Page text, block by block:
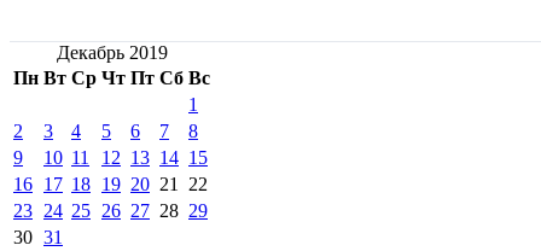
Декабрь 2019
Пн Вт Ср Чт Пт Сб Вс
1
2
3 4 5 6 7
8
9
10 11 12 13 14 15
16 17 18 19 20 21
22
23 24 25 26 27 28 29
30 31